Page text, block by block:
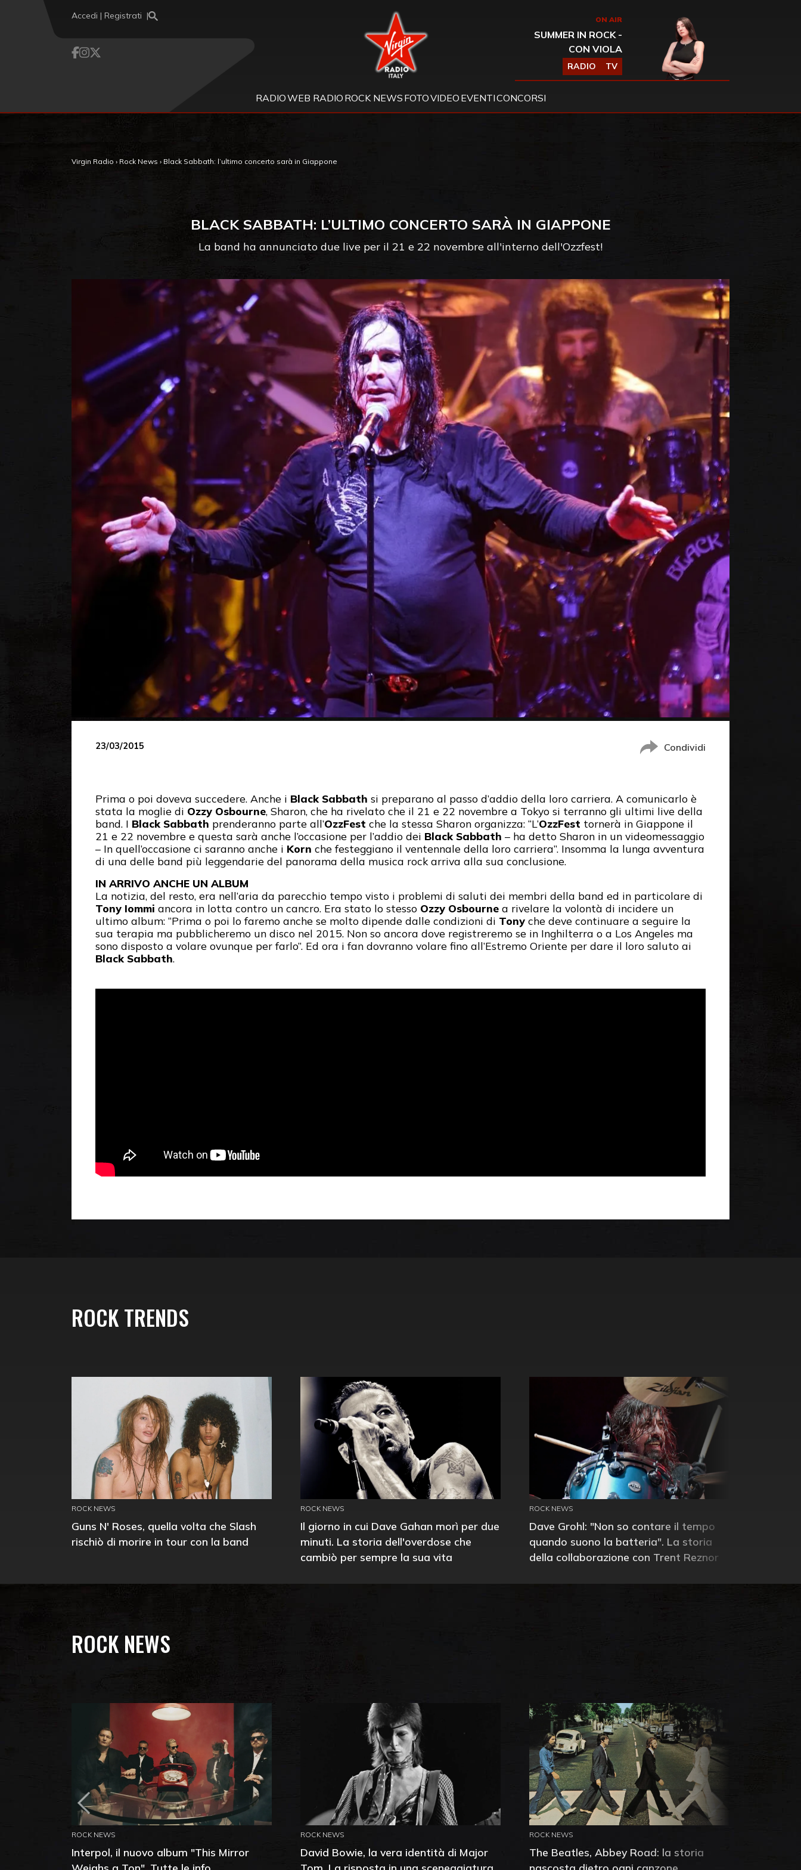
Accedi | Registrati Virgin Radio ON AIR
SUMMER IN ROCK -
CON VIOLA
RADIO TV
RADIOWEB RADIO ROCK NEWS FOTOVIDEO EVENTICONCORSI
Virgin Radio › Rock News › Black Sabbath: l’ultimo concerto sarà in Giappone
BLACK SABBATH: L’ULTIMO CONCERTO SARÀ IN GIAPPONE
La band ha annunciato due live per il 21 e 22 novembre all'interno dell'Ozzfest!
23/03/2015 Condividi
Prima o poi doveva succedere. Anche i Black Sabbath si preparano al passo d’addio della loro carriera. A comunicarlo è
stata la moglie di Ozzy Osbourne, Sharon, che ha rivelato che il 21 e 22 novembre a Tokyo si terranno gli ultimi live della
band. I Black Sabbath prenderanno parte all’OzzFest che la stessa Sharon organizza: “L’OzzFest tornerà in Giappone il
21 e 22 novembre e questa sarà anche l’occasione per l’addio dei Black Sabbath – ha detto Sharon in un videomessaggio
– In quell’occasione ci saranno anche i Korn che festeggiano il ventennale della loro carriera”. Insomma la lunga avventura
di una delle band più leggendarie del panorama della musica rock arriva alla sua conclusione.
IN ARRIVO ANCHE UN ALBUM
La notizia, del resto, era nell’aria da parecchio tempo visto i problemi di saluti dei membri della band ed in particolare di
Tony Iommi ancora in lotta contro un cancro. Era stato lo stesso Ozzy Osbourne a rivelare la volontà di incidere un
ultimo album: “Prima o poi lo faremo anche se molto dipende dalle condizioni di Tony che deve continuare a seguire la
sua terapia ma pubblicheremo un disco nel 2015. Non so ancora dove registreremo se in Inghilterra o a Los Angeles ma
sono disposto a volare ovunque per farlo”. Ed ora i fan dovranno volare fino all’Estremo Oriente per dare il loro saluto ai
Black Sabbath.
ROCK TRENDS
ROCK NEWS
Guns N' Roses, quella volta che Slash
rischiò di morire in tour con la band
ROCK NEWS
Il giorno in cui Dave Gahan morì per due
minuti. La storia dell'overdose che
cambiò per sempre la sua vita
ROCK NEWS
Dave Grohl: "Non so contare il tempo
quando suono la batteria". La storia
della collaborazione con Trent Reznor
ROCK NEWS
ROCK NEWS
Interpol, il nuovo album "This Mirror
ROCK NEWS
David Bowie, la vera identità di Major
ROCK NEWS
The Beatles, Abbey Road: la storia